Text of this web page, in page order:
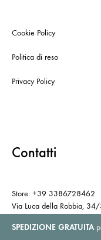
SPEDIZIONE GRATUITA
Cookie Policy
Politica di reso
Privacy Policy
Contatti
Store: +39 3386728462
Via Luca della Robbia,